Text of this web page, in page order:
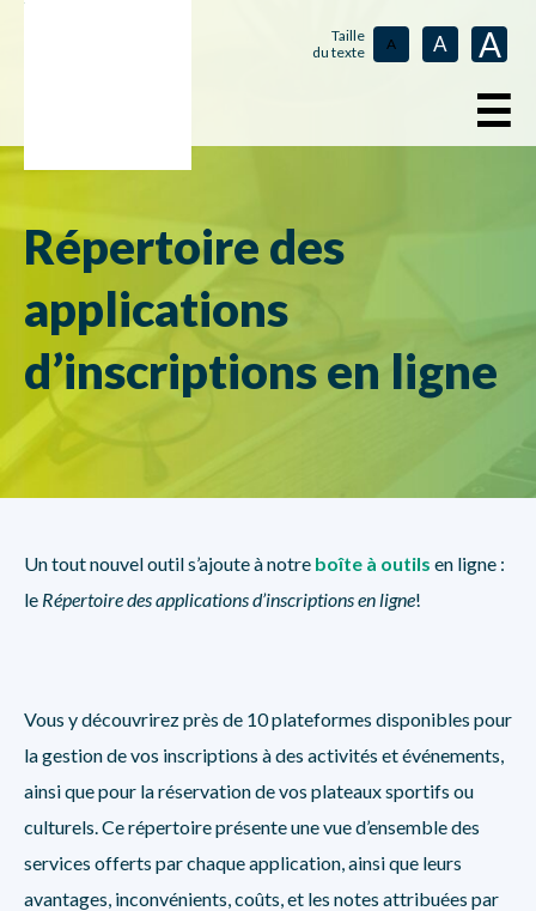
Taille
du texte
A A A
☰
Répertoire des
applications
d’inscriptions en ligne
Un tout nouvel outil s’ajoute à notre boîte à outils en ligne :
le Répertoire des applications d’inscriptions en ligne!
Vous y découvrirez près de 10 plateformes disponibles pour
la gestion de vos inscriptions à des activités et événements,
ainsi que pour la réservation de vos plateaux sportifs ou
culturels. Ce répertoire présente une vue d’ensemble des
services offerts par chaque application, ainsi que leurs
avantages, inconvénients, coûts, et les notes attribuées par